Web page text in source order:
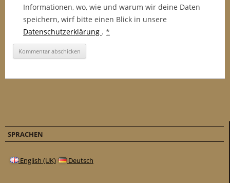
Informationen, wo, wie und warum wir deine Daten
speichern, wirf bitte einen Blick in unsere
Datenschutzerklärung . *
SPRACHEN
English (UK) Deutsch